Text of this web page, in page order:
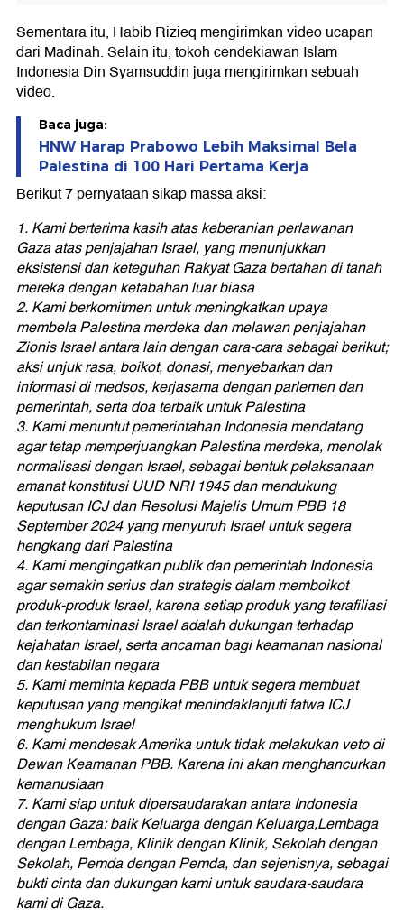
Sementara itu, Habib Rizieq mengirimkan video ucapan
dari Madinah. Selain itu, tokoh cendekiawan Islam
Indonesia Din Syamsuddin juga mengirimkan sebuah
video.
Baca juga:
HNW Harap Prabowo Lebih Maksimal Bela
Palestina di 100 Hari Pertama Kerja
Berikut 7 pernyataan sikap massa aksi:
1. Kami berterima kasih atas keberanian perlawanan
Gaza atas penjajahan Israel, yang menunjukkan
eksistensi dan keteguhan Rakyat Gaza bertahan di tanah
mereka dengan ketabahan luar biasa
2. Kami berkomitmen untuk meningkatkan upaya
membela Palestina merdeka dan melawan penjajahan
Zionis Israel antara lain dengan cara-cara sebagai berikut;
aksi unjuk rasa, boikot, donasi, menyebarkan dan
informasi di medsos, kerjasama dengan parlemen dan
pemerintah, serta doa terbaik untuk Palestina
3. Kami menuntut pemerintahan Indonesia mendatang
agar tetap memperjuangkan Palestina merdeka, menolak
normalisasi dengan Israel, sebagai bentuk pelaksanaan
amanat konstitusi UUD NRI 1945 dan mendukung
keputusan ICJ dan Resolusi Majelis Umum PBB 18
September 2024 yang menyuruh Israel untuk segera
hengkang dari Palestina
4. Kami mengingatkan publik dan pemerintah Indonesia
agar semakin serius dan strategis dalam memboikot
produk-produk Israel, karena setiap produk yang terafiliasi
dan terkontaminasi Israel adalah dukungan terhadap
kejahatan Israel, serta ancaman bagi keamanan nasional
dan kestabilan negara
5. Kami meminta kepada PBB untuk segera membuat
keputusan yang mengikat menindaklanjuti fatwa ICJ
menghukum Israel
6. Kami mendesak Amerika untuk tidak melakukan veto di
Dewan Keamanan PBB. Karena ini akan menghancurkan
kemanusiaan
7. Kami siap untuk dipersaudarakan antara Indonesia
dengan Gaza: baik Keluarga dengan Keluarga,Lembaga
dengan Lembaga, Klinik dengan Klinik, Sekolah dengan
Sekolah, Pemda dengan Pemda, dan sejenisnya, sebagai
bukti cinta dan dukungan kami untuk saudara-saudara
kami di Gaza.